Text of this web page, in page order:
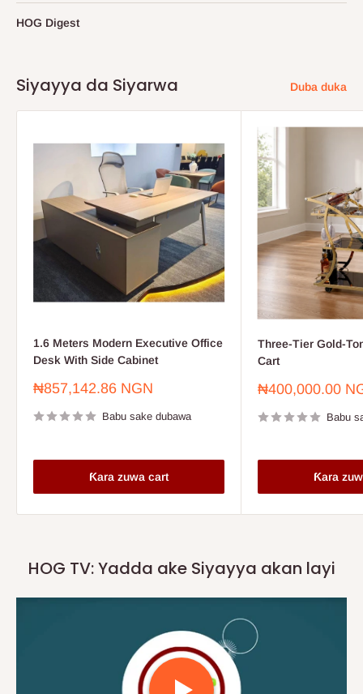
HOG Digest
Siyayya da Siyarwa Duba duka
1.6 Meters Modern Executive Office
Desk With Side Cabinet
Farashin
₦857,142.86 NGN
Babu sake dubawa
Ƙara zuwa cart
Three-Tier Gold-
Cart
Farashin
₦400,000.00
Babu
Ƙara
HOG TV: Yadda ake Siyayya akan layi